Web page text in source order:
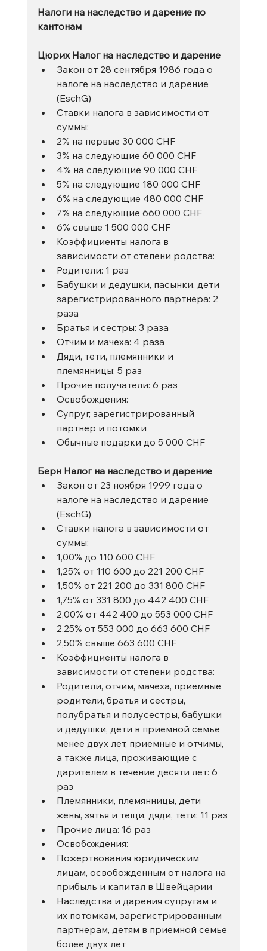
Налоги на наследство и дарение по
кантонам
Цюрих Налог на наследство и дарение
Закон от 28 сентября 1986 года о
налоге на наследство и дарение
(EschG)
Ставки налога в зависимости от
суммы:
2% на первые 30 000 CHF
3% на следующие 60 000 CHF
4% на следующие 90 000 CHF
5% на следующие 180 000 CHF
6% на следующие 480 000 CHF
7% на следующие 660 000 CHF
6% свыше 1 500 000 CHF
Коэффициенты налога в
зависимости от степени родства:
Родители: 1 раз
Бабушки и дедушки, пасынки, дети
зарегистрированного партнера: 2
раза
Братья и сестры: 3 раза
Отчим и мачеха: 4 раза
Дяди, тети, племянники и
племянницы: 5 раз
Прочие получатели: 6 раз
Освобождения:
Супруг, зарегистрированный
партнер и потомки
Обычные подарки до 5 000 CHF
Берн Налог на наследство и дарение
Закон от 23 ноября 1999 года о
налоге на наследство и дарение
(EschG)
Ставки налога в зависимости от
суммы:
1,00% до 110 600 CHF
1,25% от 110 600 до 221 200 CHF
1,50% от 221 200 до 331 800 CHF
1,75% от 331 800 до 442 400 CHF
2,00% от 442 400 до 553 000 CHF
2,25% от 553 000 до 663 600 CHF
2,50% свыше 663 600 CHF
Коэффициенты налога в
зависимости от степени родства:
Родители, отчим, мачеха, приемные
родители, братья и сестры,
полубратья и полусестры, бабушки
и дедушки, дети в приемной семье
менее двух лет, приемные и отчимы,
а также лица, проживающие с
дарителем в течение десяти лет: 6
раз
Племянники, племянницы, дети
жены, зятья и тещи, дяди, тети: 11 раз
Прочие лица: 16 раз
Освобождения:
Пожертвования юридическим
лицам, освобожденным от налога на
прибыль и капитал в Швейцарии
Наследства и дарения супругам и
их потомкам, зарегистрированным
партнерам, детям в приемной семье
более двух лет